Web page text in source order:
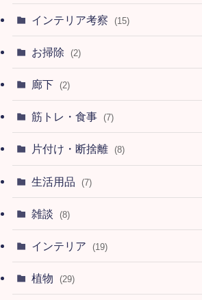
インテリア考察 (15)
お掃除 (2)
廊下 (2)
筋トレ・食事 (7)
片付け・断捨離 (8)
生活用品 (7)
雑談 (8)
インテリア (19)
植物 (29)